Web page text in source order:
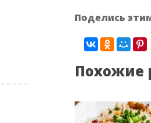
Поделись
Похожие